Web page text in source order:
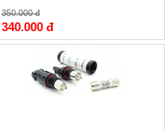
350.000 đ
340.000 đ